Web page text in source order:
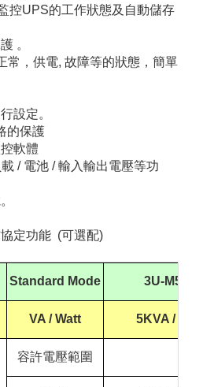
控UPS的工作狀態及自動儲存
。
常，供電, 故障等的狀態，簡單
設定。
的保護
軟體
/ 電池 / 輸入輸出電壓等功
定功能 (可選配)
Standard Mode 3U-M5000L
VA / Watt 5KVA /
容許電壓範圍